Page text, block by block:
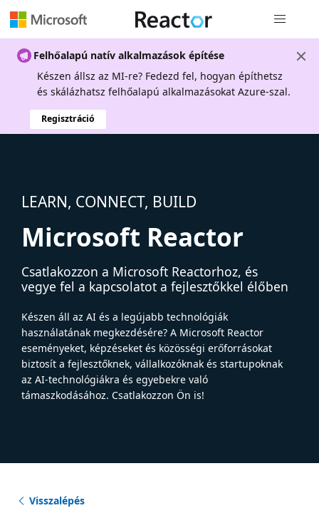
Felhőalapú natív alkalmazások építése
Készen állsz az MI-re? Fedezd fel, hogyan építhetsz
és skálázhatsz felhőalapú alkalmazásokat Azure-szal.
Regisztráció
LEARN, CONNECT, BUILD
Microsoft Reactor
Csatlakozzon a Microsoft Reactorhoz, és
vegye fel a kapcsolatot a fejlesztőkkel élőben
Készen áll az AI és a legújabb technológiák
használatának megkezdésére? A Microsoft Reactor
eseményeket, képzéseket és közösségi erőforrásokat
biztosít a fejlesztőknek, vállalkozóknak és startupoknak
az AI-technológiákra és egyebekre való
támaszkodásához. Csatlakozzon Ön is!
Visszalépés